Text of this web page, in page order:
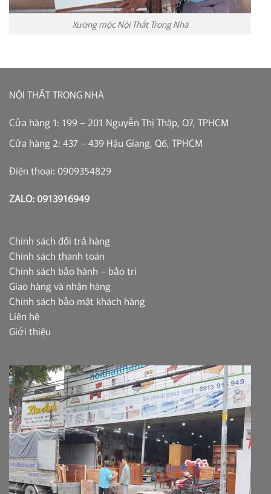
Xưởng mộc Nội Thất Trong Nhà
NỘI THẤT TRONG NHÀ
Cửa hàng 1: 199 – 201 Nguyễn Thị Thập, Q7, TPHCM
Cửa hàng 2: 437 – 439 Hậu Giang, Q6, TPHCM
Điện thoại: 0909354829
ZALO: 0913916949
Chính sách đổi trả hàng
Chính sách thanh toán
Chính sách bảo hành – bảo trì
Giao hàng và nhận hàng
Chính sách bảo mật khách hàng
Liên hệ
Giới thiệu